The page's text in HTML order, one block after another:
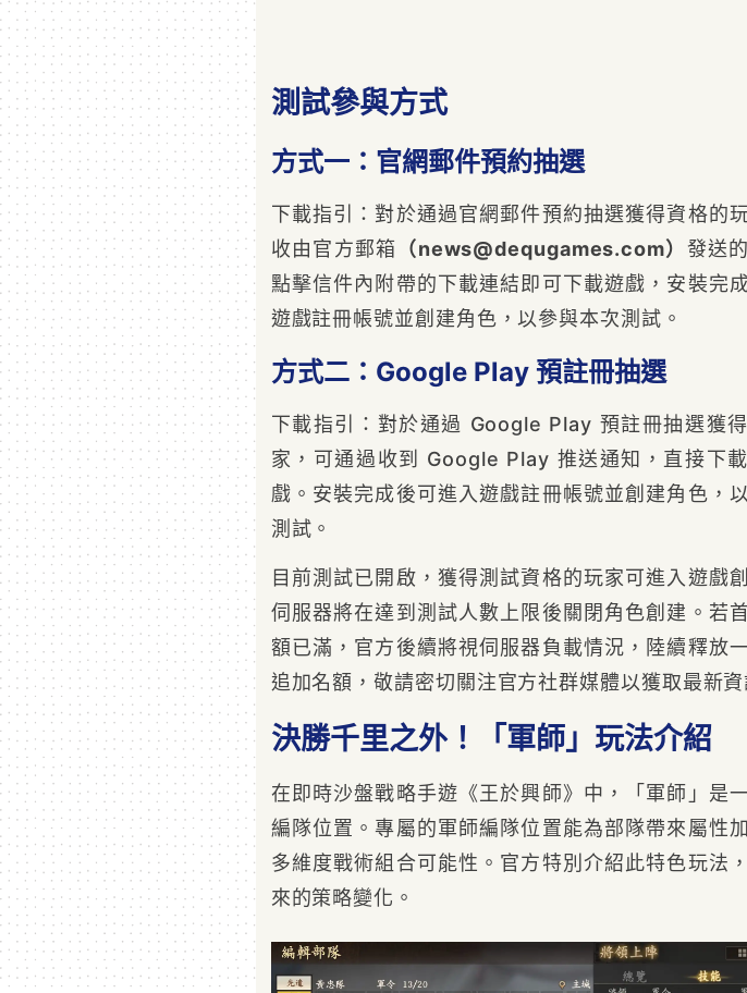
測試參與方式
方式一：官網郵件預約抽選
下載指引：對於通過官網郵件預約抽選獲得資格的
收由官方郵箱
（news@dequgames.com） 發送
點擊信件內附帶的下載連結即可下載遊戲，安裝完
遊戲註冊帳號並創建角色，以參與本次測試。
方式二：Google Play 預註冊抽選
下載指引：對於通過 Google Play 預註冊抽選獲
家，可通過收到 Google Play 推送通知，直接下
戲。安裝完成後可進入遊戲註冊帳號並創建角色，
測試。
目前測試已開啟，獲得測試資格的玩家可進入遊戲
伺服器將在達到測試人數上限後關閉角色創建。若
額已滿，官方後續將視伺服器負載情況，陸續釋放
追加名額，敬請密切關注官方社群媒體以獲取最新資
決勝千里之外！「軍師」玩法介紹
在即時沙盤戰略手遊《王於興師》中，「軍師」是
編隊位置。專屬的軍師編隊位置能為部隊帶來屬性
多維度戰術組合可能性。官方特別介紹此特色玩法
來的策略變化。